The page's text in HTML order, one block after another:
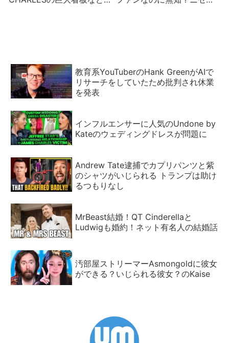
教育系YouTuberのHank GreenがAIで
リサーチをしていたため批判され休業
を発表
インフルエンサーに人気のUndone by
Kateのウェディングドレスが問題に
Andrew Tate逮捕でカプリパンツと紫
のシャツがいじられる トランプは助け
るつもりなし
MrBeast結婚！QT Cinderellaと
Ludwigも婚約！ネット有名人の結婚話
汚部屋ストリーマーAsmongoldに彼女
ができる？いじられる彼女？のKaise